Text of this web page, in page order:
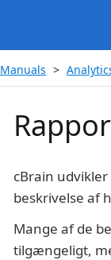
Manuals
cBrain
beskrivelse af
Mange af de
tilgængeligt,